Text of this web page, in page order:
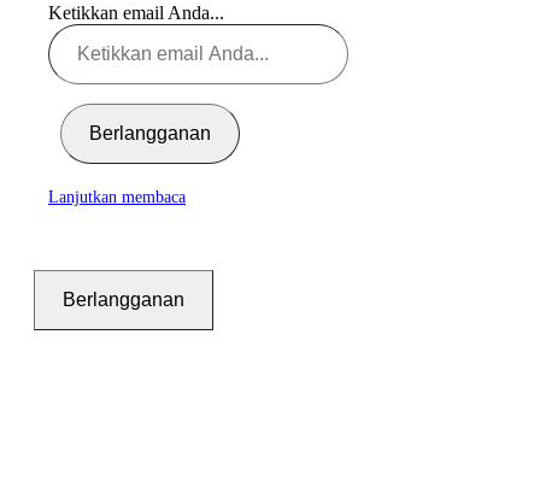
Ketikkan email Anda...
Berlangganan
Lanjutkan membaca
Berlangganan